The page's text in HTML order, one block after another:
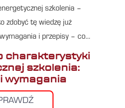
szkolenia –
zdobyć tę wiedzę już
i przepisy – co…
charakterystyki
szkolenia:
wymagania